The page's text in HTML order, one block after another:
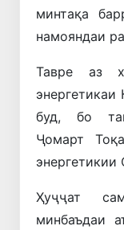
минтақа
намояндаи
Тавре аз
энергетикаи
буд, бо
Ҷомарт
Ҳуҷҷат
минбаъдаи